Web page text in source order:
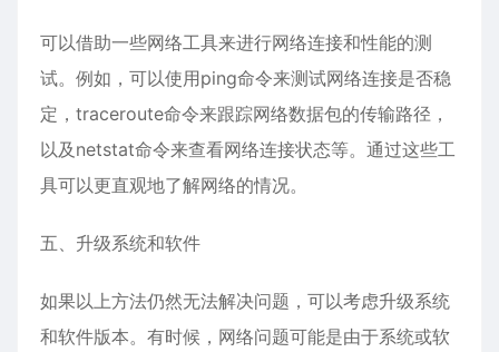
可以借助一些网络工具来进行网络连接和性能的测
试。例如，可以使用ping命令来测试网络连接是否稳
定，traceroute命令来跟踪网络数据包的传输路径，
以及netstat命令来查看网络连接状态等。通过这些工
具可以更直观地了解网络的情况。
五、升级系统和软件
如果以上方法仍然无法解决问题，可以考虑升级系统
和软件版本。有时候，网络问题可能是由于系统或软